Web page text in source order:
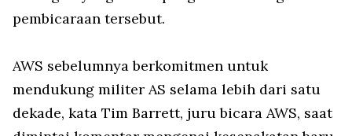
pembicaraan tersebut.
AWS sebelumnya berkomitmen untuk
mendukung militer AS selama lebih dari satu
dekade, kata Tim Barrett, juru bicara AWS, saat